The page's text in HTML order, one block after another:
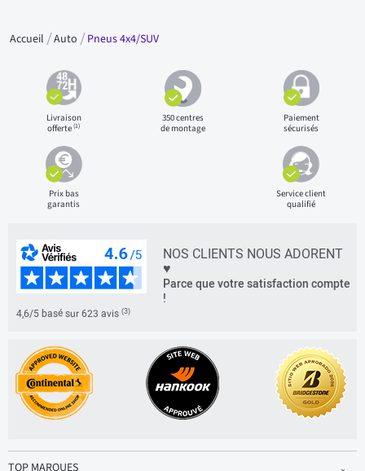
Accueil Auto Pneus 4x4/SUV
Livraison
offerte(1)
350 centres
de montage
Paiement
sécurisés
Prix bas
garantis
Service client
qualifié
NOS CLIENTS NOUS ADORENT
♥
Parce que votre satisfaction compte
!
4,6/5 basé sur 623 avis (3)
TOP MARQUES